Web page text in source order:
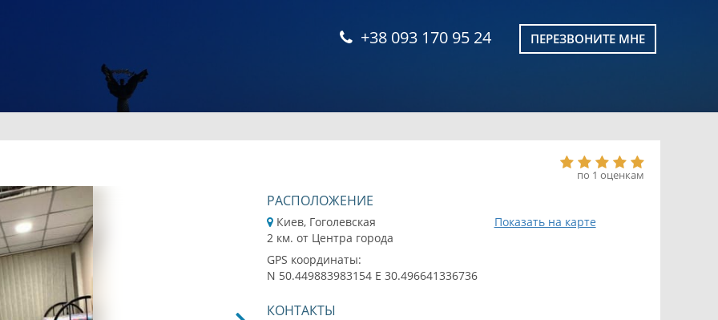
+38 093 170 95 24 ПЕРЕЗВОНИТЕ МНЕ
по 1 оценкам
РАСПОЛОЖЕНИЕ
Киев, Гоголевская
Показать на карте
2 км. от Центра города
GPS координаты:
N 50.449883983154 E 30.496641336736
КОНТАКТЫ